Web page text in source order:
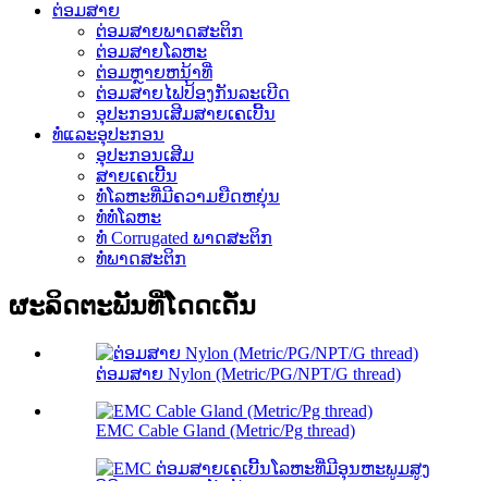
ຕ່ອມສາຍ
ຕ່ອມສາຍພາດສະຕິກ
ຕ່ອມສາຍໂລຫະ
ຕ່ອມຫຼາຍຫນ້າທີ່
ຕ່ອມສາຍໄຟປ້ອງກັນລະເບີດ
ອຸປະກອນເສີມສາຍເຄເບີ້ນ
ທໍ່ແລະອຸປະກອນ
ອຸປະກອນເສີມ
ສາຍເຄເບີ້ນ
ທໍ່ໂລຫະທີ່ມີຄວາມຍືດຫຍຸ່ນ
ທໍ່ທໍ່ໂລຫະ
ທໍ່ Corrugated ພາດສະຕິກ
ທໍ່ພາດສະຕິກ
ຜະລິດຕະພັນທີ່ໂດດເດັ່ນ
ຕ່ອມສາຍ Nylon (Metric/PG/NPT/G thread)
EMC Cable Gland (Metric/Pg thread)